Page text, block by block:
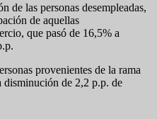
de las personas desempleadas,
de aquellas
que pasó de 16,5% a
provenientes de la rama
disminución de 2,2 p.p. de